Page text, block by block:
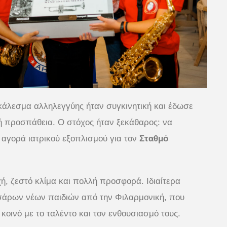
αλληλεγγύης ήταν συγκινητική και έδωσε
προσπάθεια. Ο στόχος ήταν ξεκάθαρος: να
ιατρικού εξοπλισμού για τον Σταθμό
ζεστό κλίμα και πολλή προσφορά. Ιδιαίτερα
νέων παιδιών από την Φιλαρμονική, που
με το ταλέντο και τον ενθουσιασμό τους.